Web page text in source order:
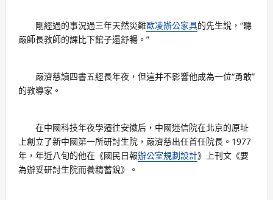
剛經過的事況過三年天然災難歐凌辦公家具的先生說，“聽
嚴師長教師的課比下館子還舒暢。”
嚴濟慈讀四書五經長年夜，但這并不影響他成為一位“勇敢”
的教導家。
在中國科技年夜學遷往安徽后，中國迷信院在北京的原址
上創立了新中國第一所研討生院，嚴濟慈出任首任院長。1977
年，年近八旬的他在《國民日報辦公室規劃設計》上刊文《要
為辦妥研討生院而養精蓄銳》。